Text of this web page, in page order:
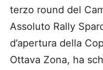
terzo round del
Assoluto Rally
d’apertura della
Ottava Zona, ha